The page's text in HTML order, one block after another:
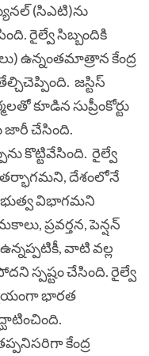
(సిఎటి)ను
రైల్వే సిబ్బందికి
ఉన్నంతమాత్రాన కేంద్ర
జస్టిస్
కూడిన సుప్రీంకోర్టు
జారీ చేసింది.
కొట్టివేసింది. రైల్వే
దేశంలోనే
విభాగమని
ప్రవర్తన, పెన్షన్
వాటి వల్ల
చేసింది. రైల్వే
భారత
కేంద్ర